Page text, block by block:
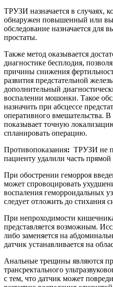
ТРУЗИ назначается в случаях,
обнаружен повышенный или
обследование назначается для
простаты.
Также метод оказывается
диагностике бесплодия,
причины снижения
развития предстательной
дополнительный
воспалении мошонки. Такое
назначить при абсцессе
оперативного вмешательства.
показывает точную
спланировать операцию.
Противопоказания: ТРУЗИ не
пациенту удалили часть
При обострении геморроя
может спровоцировать
воспаления геморроидальных
следует отложить до стихания
При непроходимости
представляется возможным.
либо заменяется на
датчик устанавливается на
Анальные трещины являются
трансректального
с тем, что датчик может